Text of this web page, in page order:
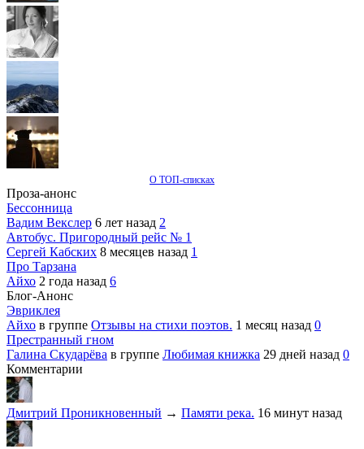
О ТОП-списках
Проза-анонс
Бессонница
Вадим Векслер 6 лет назад 2
Автобус. Пригородный рейс № 1
Сергей Кабских 8 месяцев назад 1
Про Тарзана
Айхо 2 года назад 6
Блог-Анонс
Эвриклея
Айхо в группе Отзывы на стихи поэтов. 1 месяц назад 0
Престранный гном
Галина Скударёва в группе Любимая книжка 29 дней назад 0
Комментарии
Дмитрий Проникновенный → Памяти река. 16 минут назад